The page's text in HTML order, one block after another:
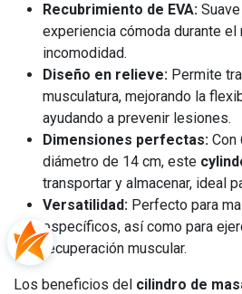
Recubrimiento de EVA:
experiencia cómoda durante el
incomodidad.
Diseño en relieve: Permite
musculatura, mejorando la
ayudando a prevenir lesiones.
Dimensiones perfectas: Con
diámetro de 14 cm, este
transportar y almacenar, ideal
Versatilidad: Perfecto para
específicos, así como para
recuperación muscular.
Los beneficios del cilindro de